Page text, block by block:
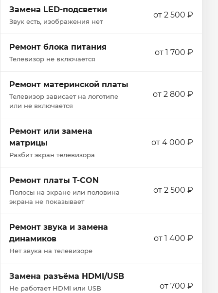
Замена LED-подсветки
Звук есть, изображения нет
от 2 500 ₽
Ремонт блока питания
Телевизор не включается
от 1 700 ₽
Ремонт материнской платы
Телевизор зависает на логотипе
или не включается
от 2 800 ₽
Ремонт или замена
матрицы
Разбит экран телевизора
от 4 000 ₽
Ремонт платы T-CON
Полосы на экране или половина
экрана не показывает
от 2 500 ₽
Ремонт звука и замена
динамиков
Нет звука на телевизоре
от 1 400 ₽
Замена разъёма HDMI/USB
Не работает HDMI или USB
от 700 ₽